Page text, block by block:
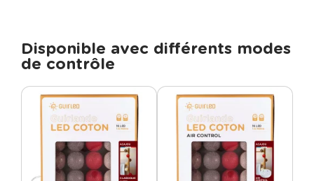
Disponible avec différents modes
de contrôle